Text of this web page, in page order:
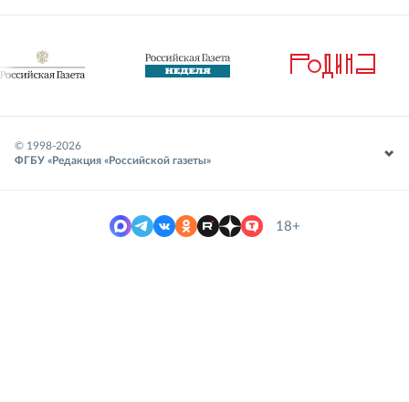
© 1998-2026
ФГБУ «Редакция «Российской газеты»
18+